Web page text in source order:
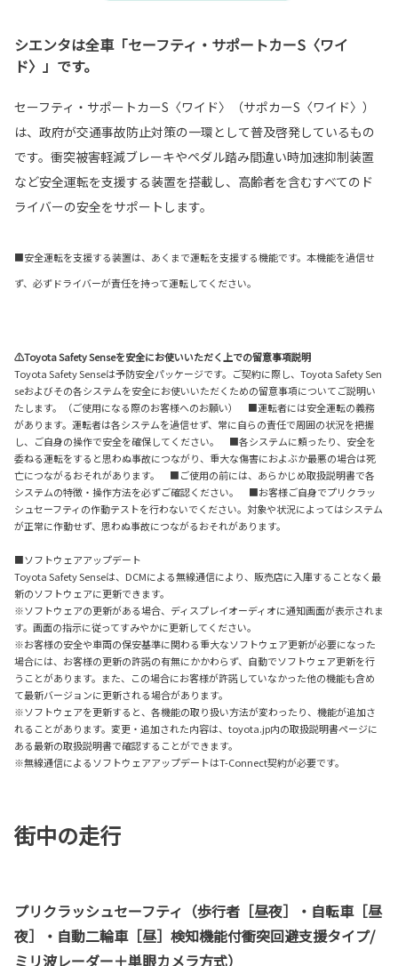
シエンタは全車「セーフティ・サポートカーS〈ワイ
ド〉」です。
セーフティ・サポートカーS〈ワイド〉（サポカーS〈ワイド〉）
は、政府が交通事故防止対策の一環として普及啓発しているもの
です。衝突被害軽減ブレーキやペダル踏み間違い時加速抑制装置
など安全運転を支援する装置を搭載し、高齢者を含むすべてのド
ライバーの安全をサポートします。
■安全運転を支援する装置は、あくまで運転を支援する機能です。本機能を過信せ
ず、必ずドライバーが責任を持って運転してください。
⚠Toyota Safety Senseを安全にお使いいただく上での留意事項説明
Toyota Safety Senseは予防安全パッケージです。ご契約に際し、Toyota Safety Sen
seおよびその各システムを安全にお使いいただくための留意事項についてご説明い
たします。（ご使用になる際のお客様へのお願い） ■運転者には安全運転の義務
があります。運転者は各システムを過信せず、常に自らの責任で周囲の状況を把握
し、ご自身の操作で安全を確保してください。 ■各システムに頼ったり、安全を
委ねる運転をすると思わぬ事故につながり、重大な傷害におよぶか最悪の場合は死
亡につながるおそれがあります。 ■ご使用の前には、あらかじめ取扱説明書で各
システムの特徴・操作方法を必ずご確認ください。 ■お客様ご自身でプリクラッ
シュセーフティの作動テストを行わないでください。対象や状況によってはシステム
が正常に作動せず、思わぬ事故につながるおそれがあります。
■ソフトウェアアップデート
Toyota Safety Senseは、DCMによる無線通信により、販売店に入庫することなく最
新のソフトウェアに更新できます。
※ソフトウェアの更新がある場合、ディスプレイオーディオに通知画面が表示されま
す。画面の指示に従ってすみやかに更新してください。
※お客様の安全や車両の保安基準に関わる重大なソフトウェア更新が必要になった
場合には、お客様の更新の許諾の有無にかかわらず、自動でソフトウェア更新を行
うことがあります。また、この場合にお客様が許諾していなかった他の機能も含め
て最新バージョンに更新される場合があります。
※ソフトウェアを更新すると、各機能の取り扱い方法が変わったり、機能が追加さ
れることがあります。変更・追加された内容は、toyota.jp内の取扱説明書ページに
ある最新の取扱説明書で確認することができます。
※無線通信によるソフトウェアアップデートはT-Connect契約が必要です。
街中の走行
プリクラッシュセーフティ（歩行者［昼夜］・自転車［昼
夜］・自動二輪車［昼］検知機能付衝突回避支援タイプ/
ミリ波レーダー＋単眼カメラ方式）